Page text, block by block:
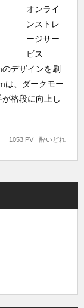
オンライ
ンストレ
ージサー
ビス
デザインを刷
は、ダークモー
格段に向上し
酔いどれ
1053 PV